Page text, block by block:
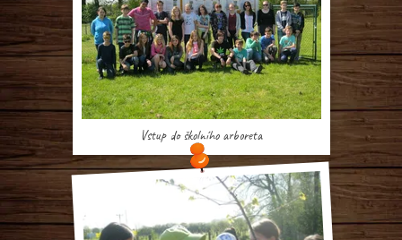
Vstup do školního arboreta